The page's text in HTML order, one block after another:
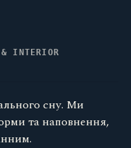
& INTERIOR
сну. Ми
та наповнення,